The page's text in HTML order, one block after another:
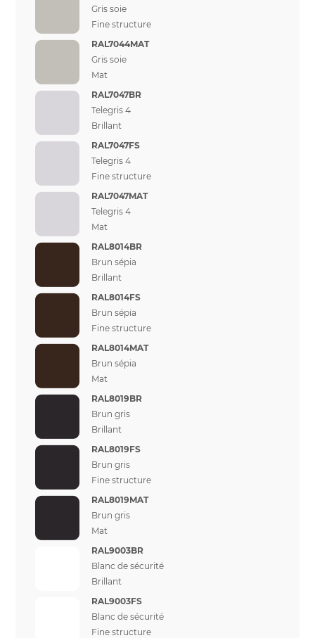
Gris soie
Fine structure
RAL7044MAT
Gris soie
Mat
RAL7047BR
Telegris 4
Brillant
RAL7047FS
Telegris 4
Fine structure
RAL7047MAT
Telegris 4
Mat
RAL8014BR
Brun sépia
Brillant
RAL8014FS
Brun sépia
Fine structure
RAL8014MAT
Brun sépia
Mat
RAL8019BR
Brun gris
Brillant
RAL8019FS
Brun gris
Fine structure
RAL8019MAT
Brun gris
Mat
RAL9003BR
Blanc de sécurité
Brillant
RAL9003FS
Blanc de sécurité
Fine structure